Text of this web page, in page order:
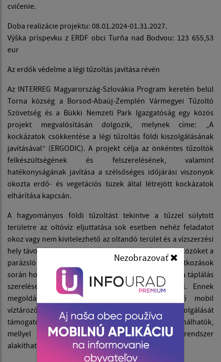
Nezobrazovať
cvičenie.
Doba realizácie projektu: 08.01.2024-01.31.2027.
Výška príspevku z ERDF obci Turňa nad Bodvou: 123 655,53
eur
Az erdők védelme a légi tűzoltás javítása révén
Az INTERREG Magyarország-Szlovákia Program keretén belül
Torna község a Borsod-Abaúj-Zemplén Vármegyei Tűzoltó
Szövetség és a Bükki Nemzeti Park Igazgatóság egy közös
projekt megvalósításán dolgozik, melynek címe: „A
kockázatok csökkentése a légi tűzoltás földi kiszolgálásának
javításával” (ERGODIC). A projekt célja az önkéntes tűzoltók
felkészültségének és felszerelésének, valamint
hatékonyságának javítása a szélsőséges időjárási viszonyok
okozta erdő- és vegetációs tüzek által létrejött kockázatok
elhárítása kapcsán.
A hagyományos földi tűzoltást tekintve a tűzzel súlytott
területre az oltóvíz eljuttatása sok esetben nehéz feladatot
okoz vagy nem kivitelezhető az oltandó terület és a vízszerzési
hely távolsága miatt. Az oltás során használatos eszközöket a
parázsló területek is gyakran károsítják. A beavatkozások
során hosszabb időt vesz igénybe az alapvezeték és a táplálás
szerelése, emellett emberi erőforrást is igényel. Ennek
megoldásául a projekt keretében beszerzendő mobil
víztározó medencék és a légi tűzoltás földi kiszolgálását
támogató kiegészítő eszközök hatékonyan használhatók,
mellyel gyors és költségtakarékos beavatkozási rendszer
alakítható ki.